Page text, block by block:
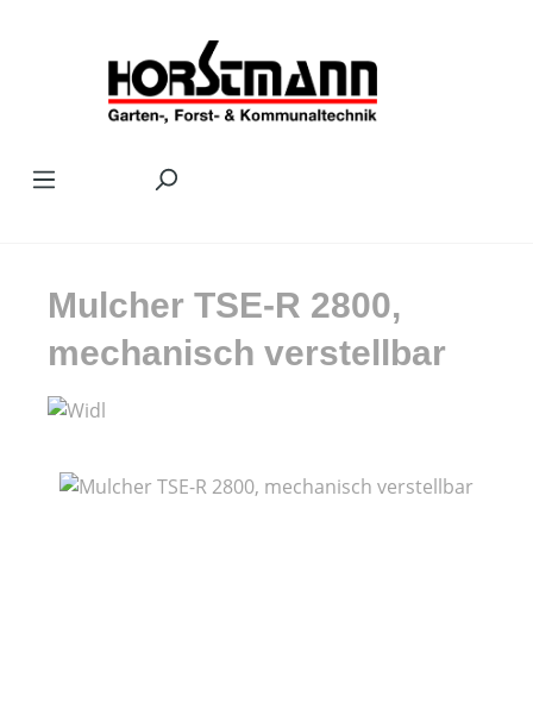
Mulcher TSE-R 2800,
mechanisch verstellbar
Bildergalerie überspringen